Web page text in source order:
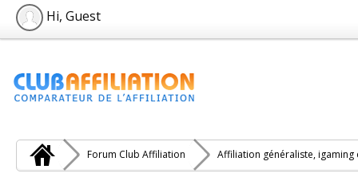
Hi, Guest
Forum Club Affiliation Affiliation généraliste, igaming